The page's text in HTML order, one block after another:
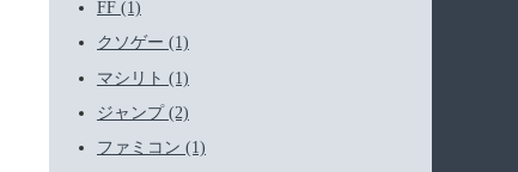
FF (1)
クソゲー (1)
マシリト (1)
ジャンプ (2)
ファミコン (1)